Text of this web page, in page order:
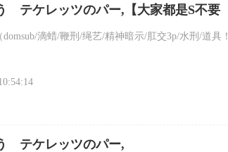
テケレッツのパー,【大家都是S不要
滴蜡/鞭刑/绳艺/精神暗示/肛交3p/水刑/道具！
テケレッツのパー,